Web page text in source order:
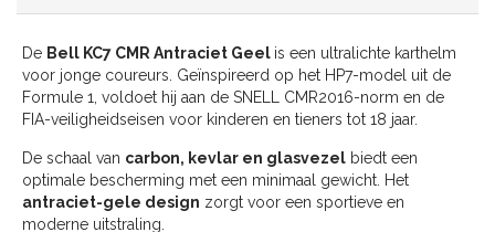
De Bell KC7 CMR Antraciet Geel is een ultralichte karthelm
voor jonge coureurs. Geïnspireerd op het HP7-model uit de
Formule 1, voldoet hij aan de SNELL CMR2016-norm en de
FIA-veiligheidseisen voor kinderen en tieners tot 18 jaar.
De schaal van carbon, kevlar en glasvezel biedt een
optimale bescherming met een minimaal gewicht. Het
antraciet-gele design zorgt voor een sportieve en
moderne uitstraling.